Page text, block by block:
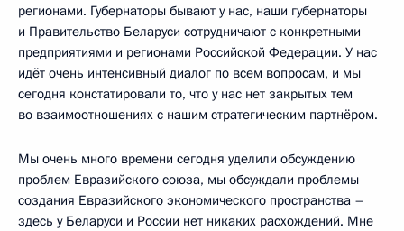
регионами. Губернаторы бывают у нас, наши губернаторы
и Правительство Беларуси сотрудничают с конкретными
предприятиями и регионами Российской Федерации. У нас
идёт очень интенсивный диалог по всем вопросам, и мы
сегодня констатировали то, что у нас нет закрытых тем
во взаимоотношениях с нашим стратегическим партнёром.
Мы очень много времени сегодня уделили обсуждению
проблем Евразийского союза, мы обсуждали проблемы
создания Евразийского экономического пространства –
здесь у Беларуси и России нет никаких расхождений. Мне